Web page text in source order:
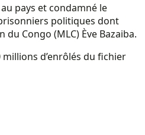
pays et condamné le
politiques dont
Congo (MLC) Ève Bazaiba.
d’enrôlés du fichier